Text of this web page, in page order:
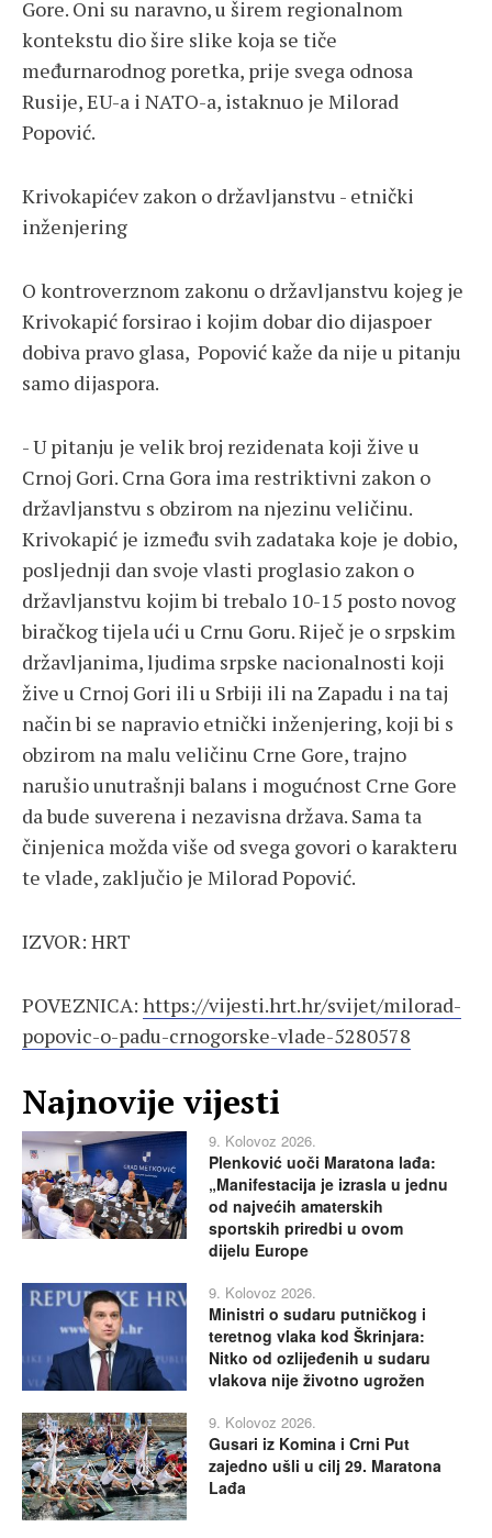
Gore. Oni su naravno, u širem regionalnom
kontekstu dio šire slike koja se tiče
međurnarodnog poretka, prije svega odnosa
Rusije, EU-a i NATO-a, istaknuo je Milorad
Popović.
Krivokapićev zakon o državljanstvu - etnički
inženjering
O kontroverznom zakonu o državljanstvu kojeg je
Krivokapić forsirao i kojim dobar dio dijaspoer
dobiva pravo glasa, Popović kaže da nije u pitanju
samo dijaspora.
- U pitanju je velik broj rezidenata koji žive u
Crnoj Gori. Crna Gora ima restriktivni zakon o
državljanstvu s obzirom na njezinu veličinu.
Krivokapić je između svih zadataka koje je dobio,
posljednji dan svoje vlasti proglasio zakon o
državljanstvu kojim bi trebalo 10-15 posto novog
biračkog tijela ući u Crnu Goru. Riječ je o srpskim
državljanima, ljudima srpske nacionalnosti koji
žive u Crnoj Gori ili u Srbiji ili na Zapadu i na taj
način bi se napravio etnički inženjering, koji bi s
obzirom na malu veličinu Crne Gore, trajno
narušio unutrašnji balans i mogućnost Crne Gore
da bude suverena i nezavisna država. Sama ta
činjenica možda više od svega govori o karakteru
te vlade, zaključio je Milorad Popović.
IZVOR: HRT
POVEZNICA: https://vijesti.hrt.hr/svijet/milorad-
popovic-o-padu-crnogorske-vlade-5280578
Najnovije vijesti
9. Kolovoz 2026.
Plenković uoči Maratona lađa:
„Manifestacija je izrasla u jednu
od najvećih amaterskih
sportskih priredbi u ovom
dijelu Europe
9. Kolovoz 2026.
Ministri o sudaru putničkog i
teretnog vlaka kod Škrinjara:
Nitko od ozlijeđenih u sudaru
vlakova nije životno ugrožen
9. Kolovoz 2026.
Gusari iz Komina i Crni Put
zajedno ušli u cilj 29. Maratona
Lađa